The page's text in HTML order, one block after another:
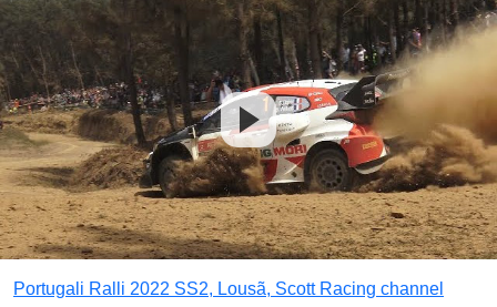
Portugali Ralli 2022 SS2, Lousã, Scott Racing channel